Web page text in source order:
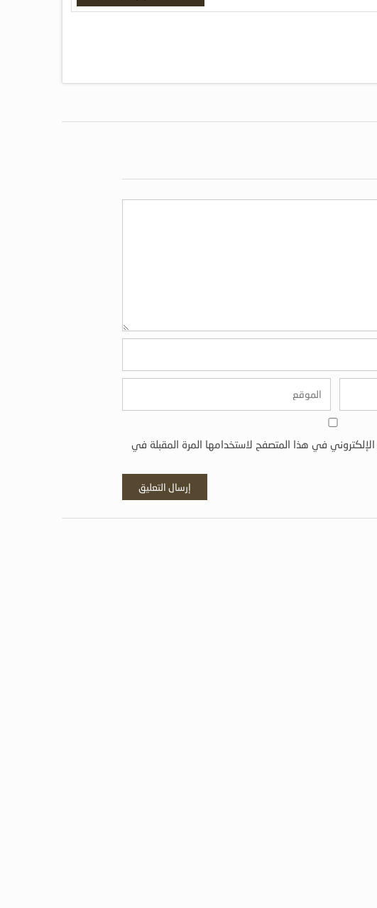
في هذا المتصفح لاستخدامها المرة المقبلة في